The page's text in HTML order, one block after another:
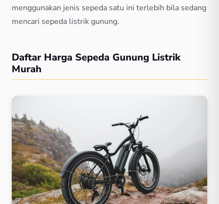
menggunakan jenis sepeda satu ini terlebih bila sedang
mencari sepeda listrik gunung.
Daftar Harga Sepeda Gunung Listrik
Murah